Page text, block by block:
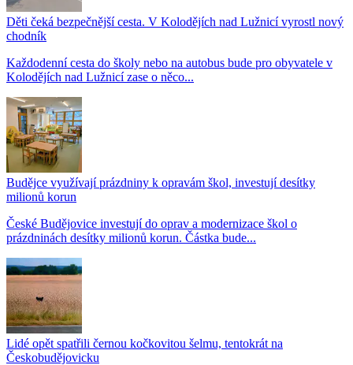
Děti čeká bezpečnější cesta. V Kolodějích nad Lužnicí vyrostl nový
chodník
Každodenní cesta do školy nebo na autobus bude pro obyvatele v
Kolodějích nad Lužnicí zase o něco...
Budějce využívají prázdniny k opravám škol, investují desítky
milionů korun
České Budějovice investují do oprav a modernizace škol o
prázdninách desítky milionů korun. Částka bude...
Lidé opět spatřili černou kočkovitou šelmu, tentokrát na
Českobudějovicku